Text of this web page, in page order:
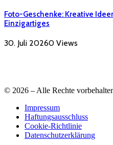
Foto-Geschenke: Kreative
Einzigartiges
30. Juli 20260 Views
© 2026 – Alle Rechte
Impressum
Haftungsausschluss
Cookie-Richtlinie
Datenschutzerklärung